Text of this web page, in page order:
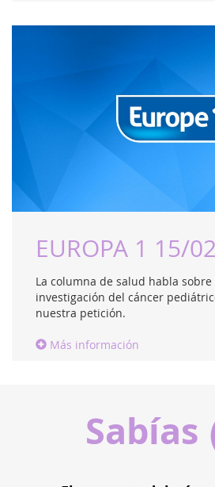
EUROPA 1 15/
La columna de salud habla
investigación del cáncer
nuestra petición.
Más información
Sabías